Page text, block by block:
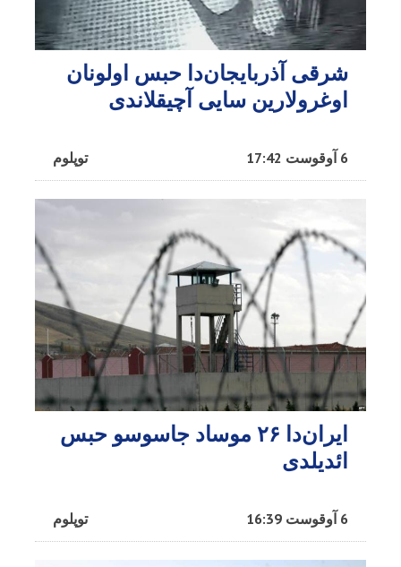
شرقی آذربایجان‌دا حبس اولونان
اوغرولارین سایی آچیقلاندی
توپلوم 6 آوقوست 17:42
ایران‌دا ۲۶ موساد جاسوسو حبس
ائدیلدی
توپلوم 6 آوقوست 16:39